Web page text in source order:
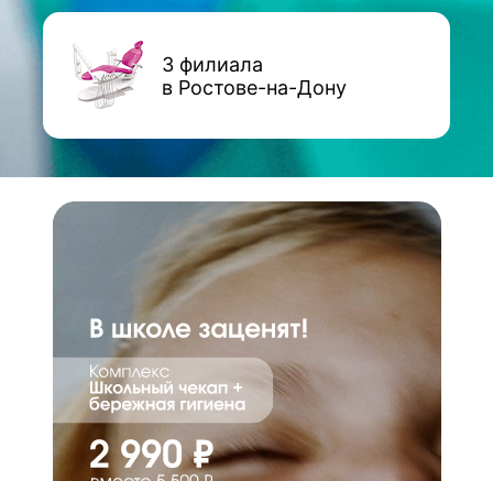
3 филиала
в Ростове-на-Дону